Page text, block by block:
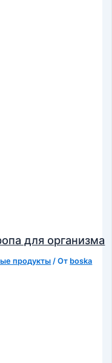
для организма
продукты / От boska